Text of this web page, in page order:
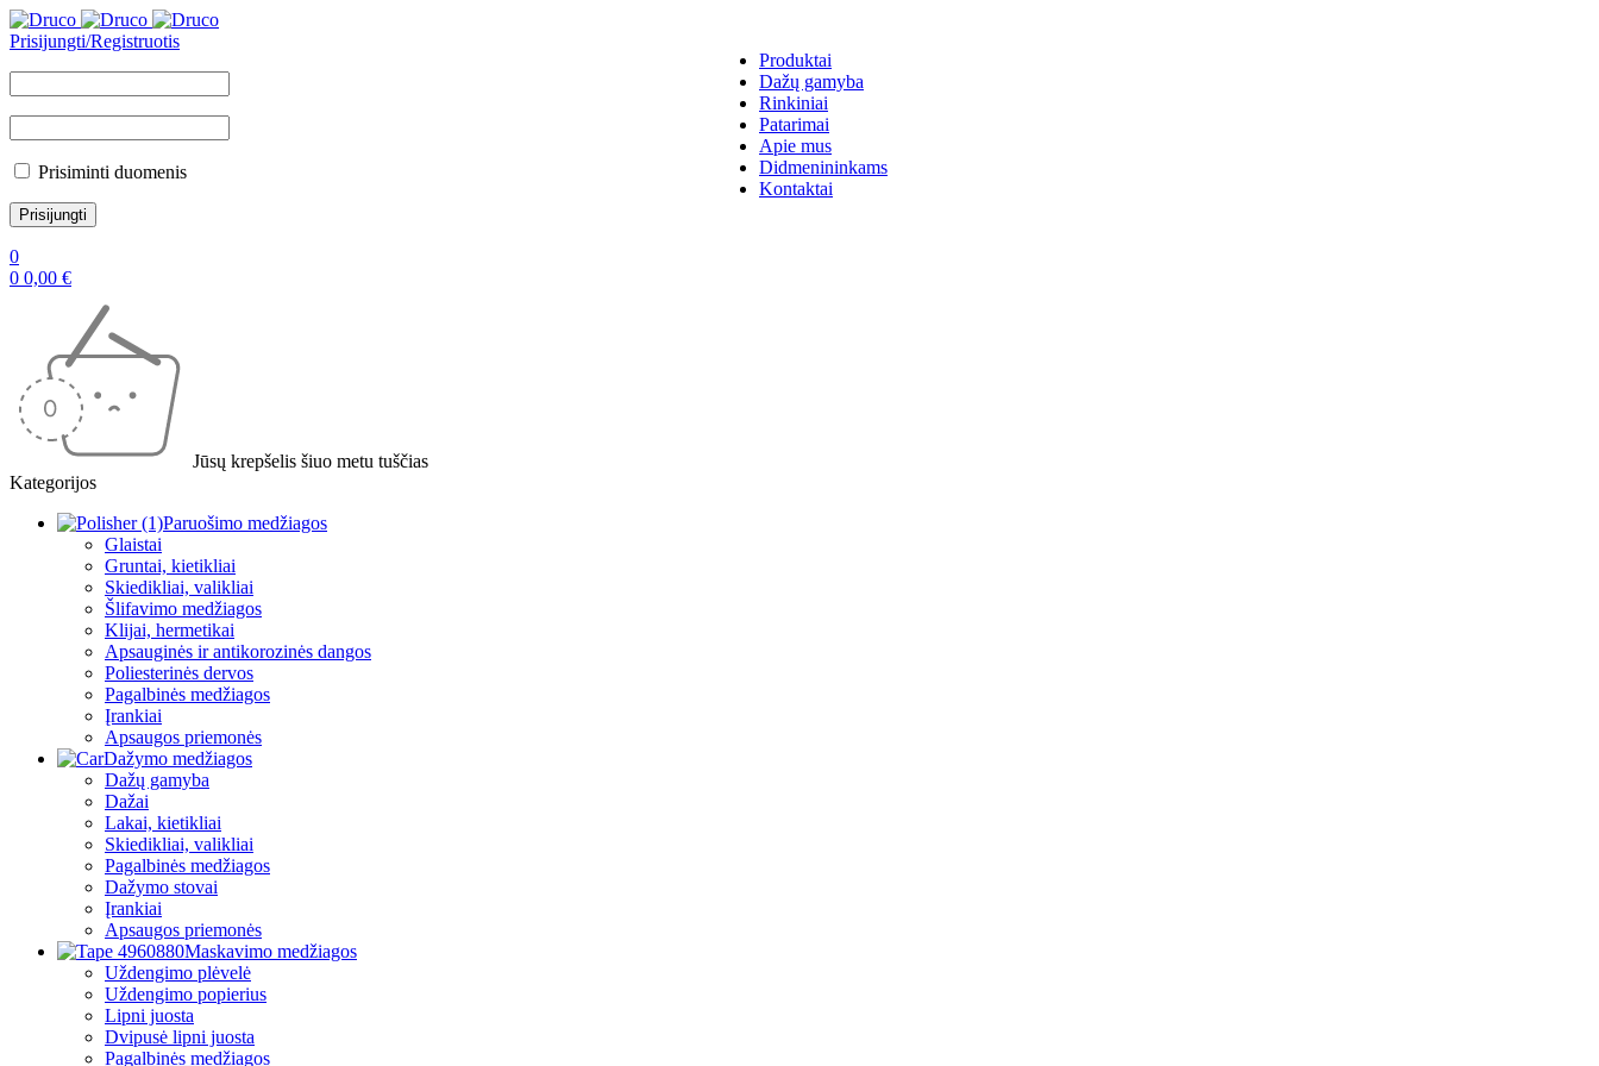
Produktai
Dažų gamyba
Rinkiniai
Patarimai
Apie mus
Didmenininkams
Kontaktai
Prisijungti/Registruotis
Prisiminti duomenis
0
0 0,00 €
Jūsų krepšelis šiuo metu tuščias
Kategorijos
Paruošimo medžiagos
Glaistai
Gruntai, kietikliai
Skiedikliai, valikliai
Šlifavimo medžiagos
Klijai, hermetikai
Apsauginės ir antikorozinės dangos
Poliesterinės dervos
Pagalbinės medžiagos
Įrankiai
Apsaugos priemonės
Dažymo medžiagos
Dažų gamyba
Dažai
Lakai, kietikliai
Skiedikliai, valikliai
Pagalbinės medžiagos
Dažymo stovai
Įrankiai
Apsaugos priemonės
Maskavimo medžiagos
Uždengimo plėvelė
Uždengimo popierius
Lipni juosta
Dvipusė lipni juosta
Pagalbinės medžiagos